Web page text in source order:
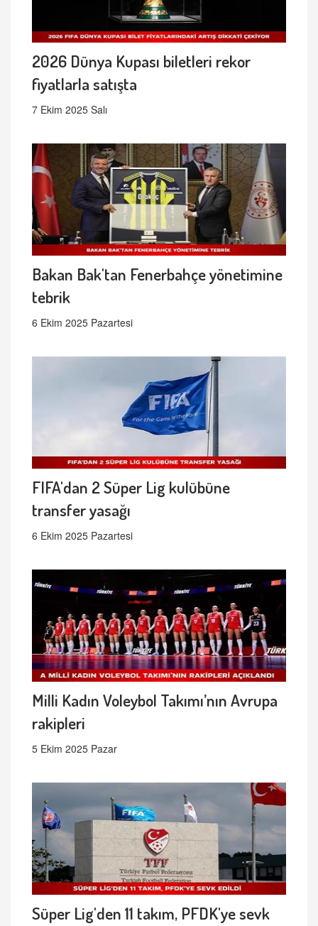
2026 Dünya Kupası biletleri rekor
fiyatlarla satışta
7 Ekim 2025 Salı
Bakan Bak'tan Fenerbahçe yönetimine
tebrik
6 Ekim 2025 Pazartesi
FIFA'dan 2 Süper Lig kulübüne
transfer yasağı
6 Ekim 2025 Pazartesi
Milli Kadın Voleybol Takımı’nın Avrupa
rakipleri
5 Ekim 2025 Pazar
Süper Lig'den 11 takım, PFDK'ye sevk